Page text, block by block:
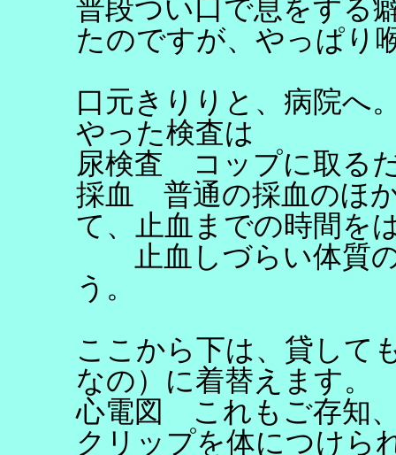
普段つい口で息をする
たのですが、やっぱり
口元きりりと、病院へ
やった検査は
尿検査 コップに取る
採血 普通の採血のほ
て、止血までの時間を
止血しづらい体質の
う。
ここから下は、貸して
なの）に着替えます。
心電図 これもご存知
クリップを体につけら